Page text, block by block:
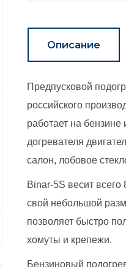
Описание
Предпусковой
российского
работает на
догревателя
салон, лобовое
Binar-5S весит
свой небольшой
позволяет быстро
хомуты и крепежи.
Бензиновый